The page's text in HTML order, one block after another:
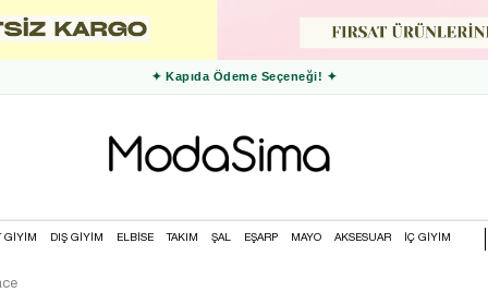
✦ 3000 TL ve Üzeri Ücretsiz Kargo ✦
GİYİM DIŞ GİYİM ELBİSE TAKIM ŞAL EŞARP MAYO AKSESUAR İÇ GİYİM